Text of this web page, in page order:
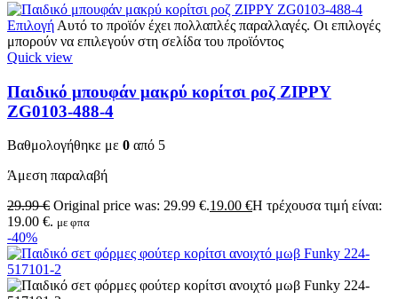
Επιλογή Αυτό το προϊόν έχει πολλαπλές παραλλαγές. Οι επιλογές
μπορούν να επιλεγούν στη σελίδα του προϊόντος
Quick view
Παιδικό μπουφάν μακρύ κορίτσι ροζ ZIPPY
ZG0103-488-4
Βαθμολογήθηκε με 0 από 5
Άμεση παραλαβή
29.99€ Original price was: 29.99 €.19.00 €Η τρέχουσα τιμή είναι:
19.00 €. με φπα
-40%